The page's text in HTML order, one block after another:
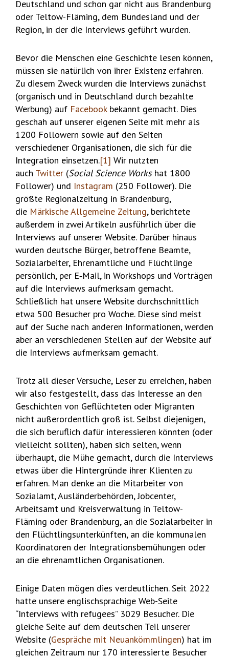
Deutschland und schon gar nicht aus Brandenburg
oder Teltow-Fläming, dem Bundesland und der
Region, in der die Interviews geführt wurden.
Bevor die Menschen eine Geschichte lesen können,
müssen sie natürlich von ihrer Existenz erfahren.
Zu diesem Zweck wurden die Interviews zunächst
(organisch und in Deutschland durch bezahlte
Werbung) auf Facebookbekannt gemacht. Dies
geschah auf unserer eigenen Seite mit mehr als
1200 Followern sowie auf den Seiten
verschiedener Organisationen, die sich für die
Integration einsetzen.[1] Wir nutzten
auch Twitter (Social Science Workshat 1800
Follower) und Instagram (250 Follower). Die
größte Regionalzeitung in Brandenburg,
die Märkische Allgemeine Zeitung, berichtete
außerdem in zwei Artikeln ausführlich über die
Interviews auf unserer Website. Darüber hinaus
wurden deutsche Bürger, betroffene Beamte,
Sozialarbeiter, Ehrenamtliche und Flüchtlinge
persönlich, per E‑Mail, in Workshops und Vorträgen
auf die Interviews aufmerksam gemacht.
Schließlich hat unsere Website durchschnittlich
etwa 500 Besucher pro Woche. Diese sind meist
auf der Suche nach anderen Informationen, werden
aber an verschiedenen Stellen auf der Website auf
die Interviews aufmerksam gemacht.
Trotz all dieser Versuche, Leser zu erreichen, haben
wir also festgestellt, dass das Interesse an den
Geschichten von Geflüchteten oder Migranten
nicht außerordentlich groß ist. Selbst diejenigen,
die sich beruflich dafür interessieren könnten (oder
vielleicht sollten), haben sich selten, wenn
überhaupt, die Mühe gemacht, durch die Interviews
etwas über die Hintergründe ihrer Klienten zu
erfahren. Man denke an die Mitarbeiter von
Sozialamt, Ausländerbehörden, Jobcenter,
Arbeitsamt und Kreisverwaltung in Teltow-
Fläming oder Brandenburg, an die Sozialarbeiter in
den Flüchtlingsunterkünften, an die kommunalen
Koordinatoren der Integrationsbemühungen oder
an die ehrenamtlichen Organisationen.
Einige Daten mögen dies verdeutlichen. Seit 2022
hatte unsere englischsprachige Web-Seite
“Interviews with refugees” 3029 Besucher. Die
gleiche Seite auf dem deutschen Teil unserer
Website (Gespräche mit Neuankömmlingen) hat im
gleichen Zeitraum nur 170 interessierte Besucher